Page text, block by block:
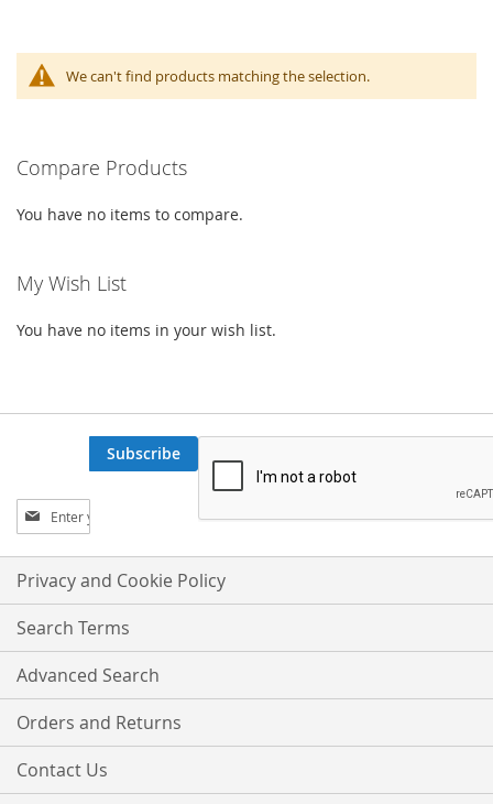
We can't find products matching the selection.
Compare Products
You have no items to compare.
My Wish List
You have no items in your wish list.
Sign
Up
for
Our
Newsletter:
Subscribe
Privacy and Cookie Policy
Search Terms
Advanced Search
Orders and Returns
Contact Us